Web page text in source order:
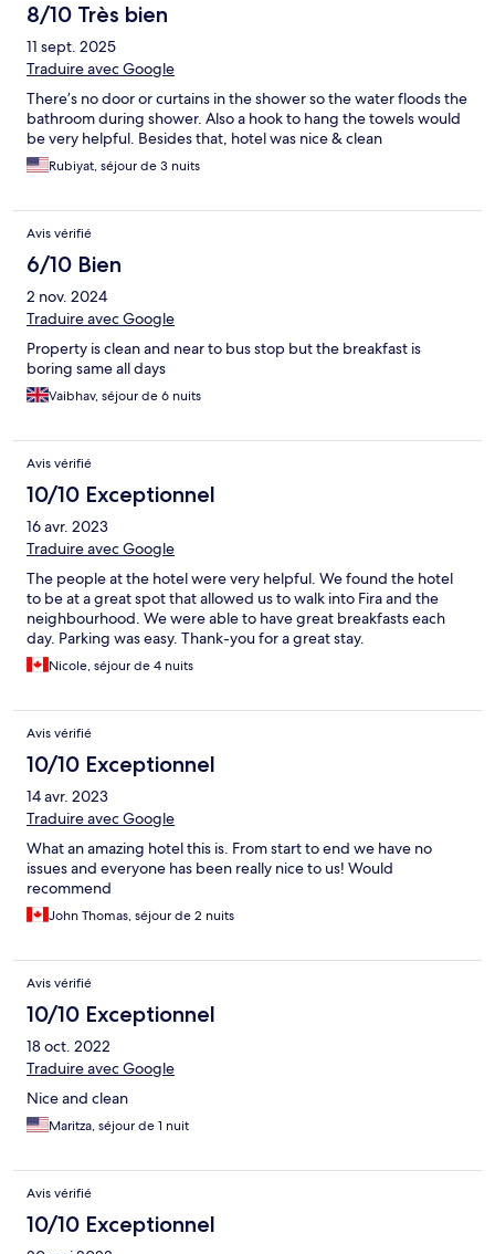
8/10 Très bien
11 sept. 2025
Traduire avec Google
There’s no door or curtains in the shower so the water floods the
bathroom during shower. Also a hook to hang the towels would
be very helpful. Besides that, hotel was nice & clean
Rubiyat, séjour de 3 nuits
Avis vérifié
6/10 Bien
2 nov. 2024
Traduire avec Google
Property is clean and near to bus stop but the breakfast is
boring same all days
Vaibhav, séjour de 6 nuits
Avis vérifié
10/10 Exceptionnel
16 avr. 2023
Traduire avec Google
The people at the hotel were very helpful. We found the hotel
to be at a great spot that allowed us to walk into Fira and the
neighbourhood. We were able to have great breakfasts each
day. Parking was easy. Thank-you for a great stay.
Nicole, séjour de 4 nuits
Avis vérifié
10/10 Exceptionnel
14 avr. 2023
Traduire avec Google
What an amazing hotel this is. From start to end we have no
issues and everyone has been really nice to us! Would
recommend
John Thomas, séjour de 2 nuits
Avis vérifié
10/10 Exceptionnel
18 oct. 2022
Traduire avec Google
Nice and clean
Maritza, séjour de 1 nuit
Avis vérifié
10/10 Exceptionnel